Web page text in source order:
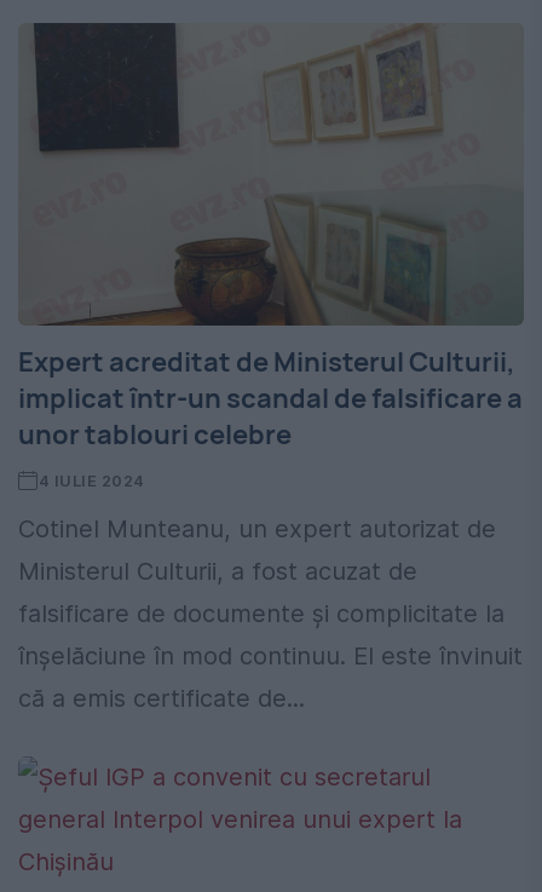
Expert acreditat de Ministerul Culturii,
implicat într-un scandal de falsificare a
unor tablouri celebre
4 IULIE 2024
Cotinel Munteanu, un expert autorizat de
Ministerul Culturii, a fost acuzat de
falsificare de documente și complicitate la
înșelăciune în mod continuu. El este învinuit
că a emis certificate de...